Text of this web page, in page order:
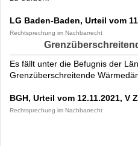
LG Baden-Baden, Urteil vom
Rechtsprechung im Nachbarrecht
Es fällt unter die Befugnis der
Grenzüberschreitende
BGH, Urteil vom 12.11.2021, V
Rechtsprechung im Nachbarrecht